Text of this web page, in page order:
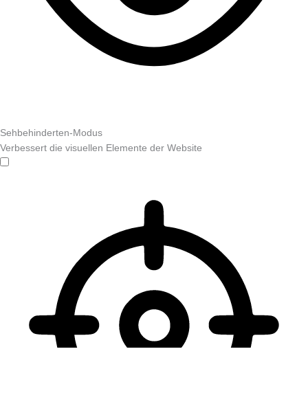
Sehbehinderten-Modus
Verbessert die visuellen Elemente der Website